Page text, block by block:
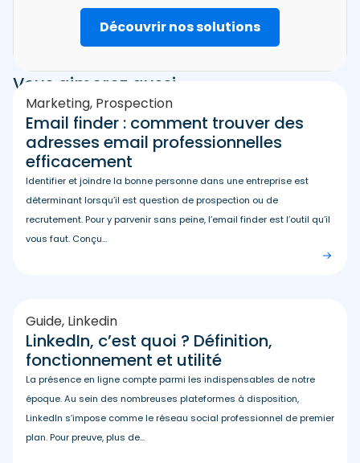
Découvrir nos solutions
Vous aimerez aussi
Marketing, Prospection
Email finder : comment trouver des
adresses email professionnelles
efficacement
Identifier et joindre la bonne personne dans une entreprise est
déterminant lorsqu’il est question de prospection ou de
recrutement. Pour y parvenir sans peine, l’email finder est l’outil qu’il
vous faut. Conçu...
Guide, Linkedin
LinkedIn, c’est quoi ? Définition,
fonctionnement et utilité
La présence en ligne compte parmi les indispensables de notre
époque. Au sein des nombreuses plateformes à disposition,
LinkedIn s’impose comme le réseau social professionnel de premier
plan. Pour preuve, plus de...